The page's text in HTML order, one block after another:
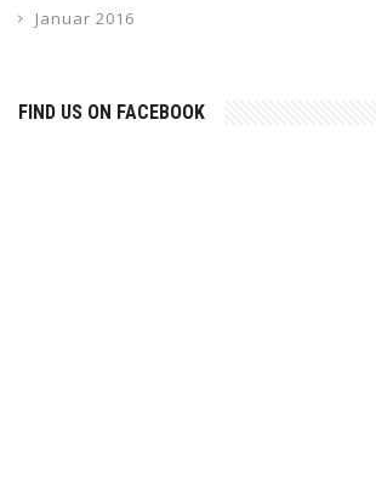
Januar 2016
FIND US ON FACEBOOK